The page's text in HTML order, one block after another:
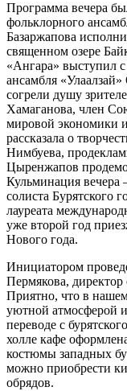
Программа вечера
фольклорного
Базаржапова
священном озере
«Ангара» выступил
ансамбля
согрели душу
Хамаганова, член
мировой экономики
рассказала о
Нимбуева,
Цыренжапов
Кульминация вечера
солиста Бурятского
лауреата
уже второй год
Нового года.
Инициатором
Пермякова, директор
Приятно, что в нашем
уютной атмосферой
переводе с
холле кафе
костюмы западных
можно приобрести
обрядов.